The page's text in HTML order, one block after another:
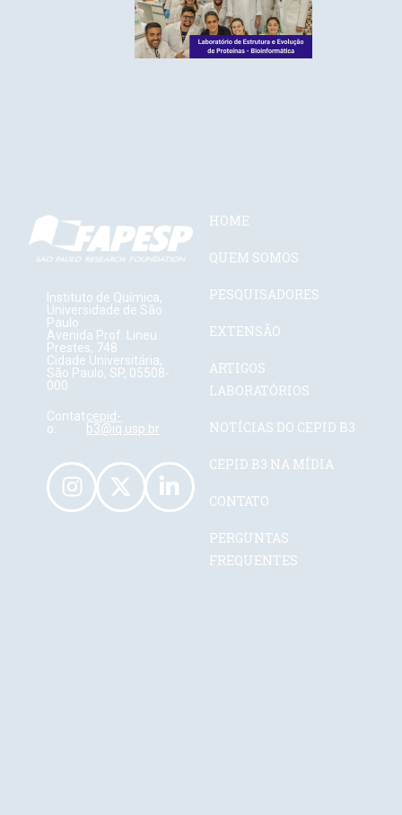
Instituto de Química,
Universidade de São
Paulo
Avenida Prof. Lineu
Prestes, 748
Cidade Universitária,
São Paulo, SP, 05508-
000
Contat
o:
cepid-
b3@iq.usp.br
HOME
QUEM SOMOS
PESQUISADORES
EXTENSÃO
ARTIGOS
LABORATÓRIOS
NOTÍCIAS DO CEPID B3
CEPID B3 NA MÍDIA
CONTATO
PERGUNTAS
FREQUENTES